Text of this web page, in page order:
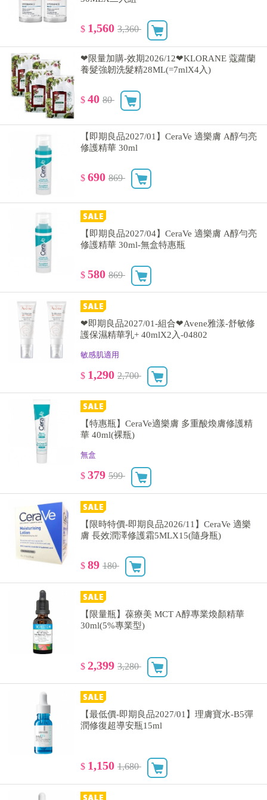
$ 1,560 3,360
❤限量加購-效期2026/12❤KLORANE 蔻蘿蘭
養髮強韌洗髮精28ML(=7mlX4入)
$ 40 80
【即期良品2027/01】CeraVe 適樂膚 A醇勻亮
修護精華 30ml
$ 690 869
【即期良品2027/04】CeraVe 適樂膚 A醇勻亮
修護精華 30ml-無盒特惠瓶
$ 580 869
❤即期良品2027/01-組合❤Avene雅漾-舒敏修
護保濕精華乳+ 40mlX2入-04802
敏感肌適用
$ 1,290 2,700
【特惠瓶】CeraVe適樂膚 多重酸煥膚修護精
華 40ml(裸瓶)
無盒
$ 379 599
【限時特價-即期良品2026/11】CeraVe 適樂
膚 長效潤澤修護霜5MLX15(隨身瓶)
$ 89 180
【限量瓶】葆療美 MCT A醇專業煥顏精華
30ml(5%專業型)
$ 2,399 3,280
【最低價-即期良品2027/01】理膚寶水-B5彈
潤修復超導安瓶15ml
$ 1,150 1,680